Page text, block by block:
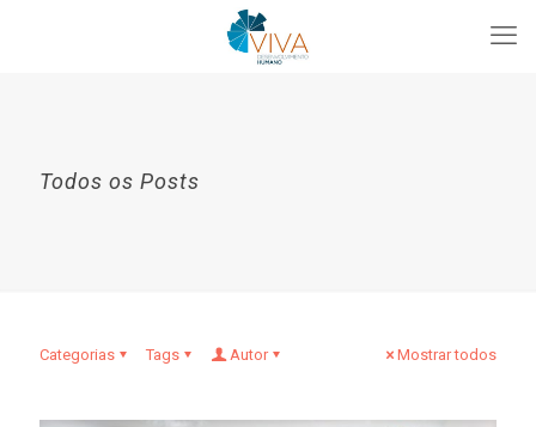
Todos os Posts
Categorias Tags Autor Mostrar todos